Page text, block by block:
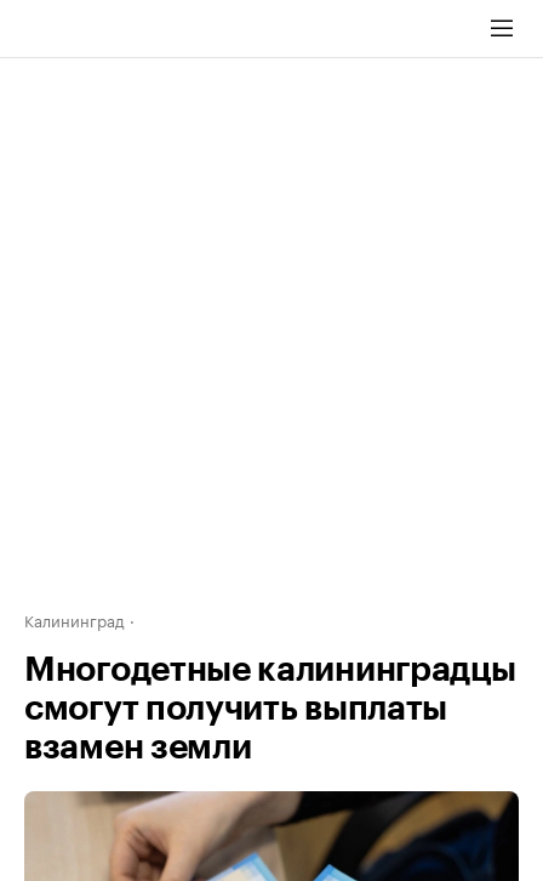
Калининград
Многодетные калининградцы
смогут получить выплаты
взамен земли